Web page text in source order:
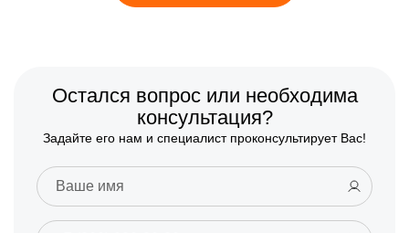
Остался вопрос или необходима
консультация?
Задайте его нам и специалист проконсультирует Вас!